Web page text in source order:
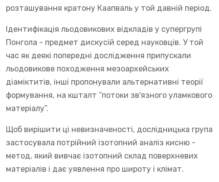
розташування кратону Каапваль у той давній період.
Ідентифікація льодовикових відкладів у супергрупі
Понгола - предмет дискусій серед науковців. У той
час як деякі попередні дослідження припускали
льодовикове походження мезоархейських
діаміктитів, інші пропонували альтернативні теорії
формування, на кшталт “потоки зв'язного уламкового
матеріалу”.
Щоб вирішити ці невизначеності, дослідницька група
застосувала потрійний ізотопний аналіз кисню -
метод, який вивчає ізотопний склад поверхневих
матеріалів і дає уявлення про широту і клімат.